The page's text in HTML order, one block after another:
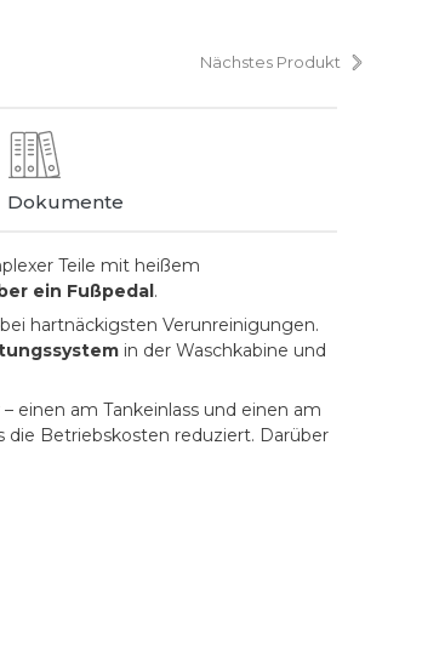
Nächstes Produkt
Dokumente
Teile mit heißem
ein Fußpedal.
hartnäckigsten Verunreinigungen.
in der Waschkabine und
einen am Tankeinlass und einen am
die Betriebskosten reduziert. Darüber